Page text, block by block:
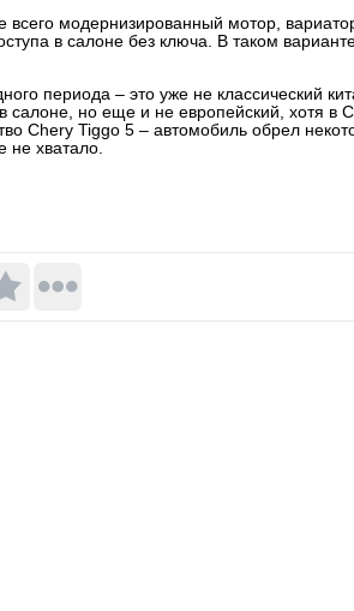
модернизированный мотор,
в салоне без ключа. В таком
периода – это уже не классический
салоне, но еще и не европейский, хотя в
Chery Tiggo 5 – автомобиль обрел
не хватало.